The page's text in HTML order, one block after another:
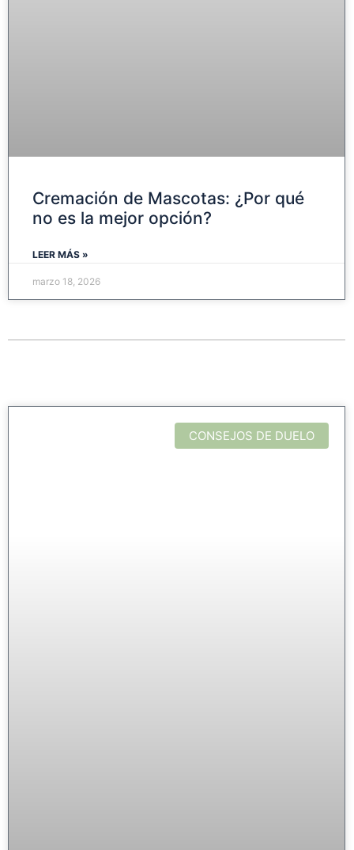
Cremación de Mascotas: ¿Por qué
no es la mejor opción?
LEER MÁS »
marzo 18, 2026
CONSEJOS DE DUELO